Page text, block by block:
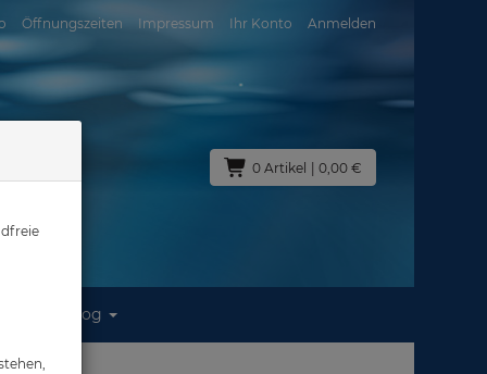
Öffnungszeiten Impressum Ihr Konto Anmelden
0 Artikel | 0,00 €
Blog
#